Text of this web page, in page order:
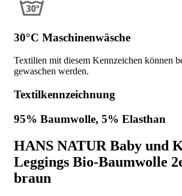
30°C Maschinenwäsche
Textilien mit diesem Kennzeichen können
gewaschen werden.
Textilkennzeichnung
95% Baumwolle, 5% Elasthan
HANS NATUR Baby und
Leggings Bio-Baumwolle
braun